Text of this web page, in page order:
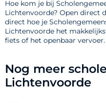
Hoe kom je bij
Lichtenvoorde? Open direct
direct hoe je
Lichtenvoorde het
fiets of het openbaar vervoer.
Nog meer
Lichtenvoorde